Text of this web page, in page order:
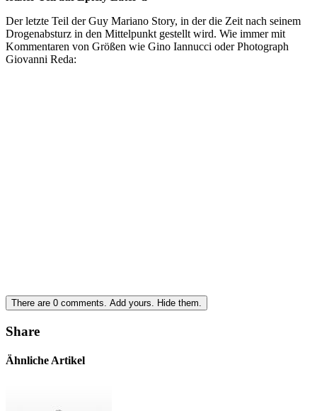
Der letzte Teil der Guy Mariano Story, in der die Zeit nach seinem
Drogenabsturz in den Mittelpunkt gestellt wird. Wie immer mit
Kommentaren von Größen wie Gino Iannucci oder Photograph
Giovanni Reda:
There are 0 comments. Add yours. Hide them.
Share
Ähnliche Artikel